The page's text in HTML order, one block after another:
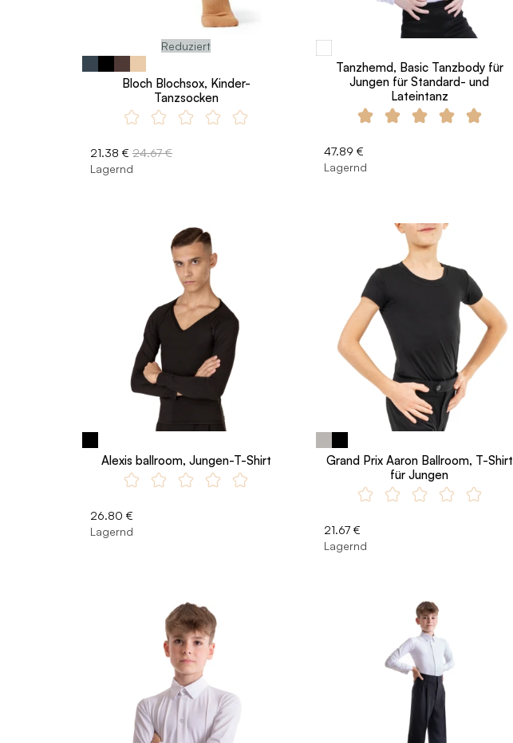
Reduziert
Bloch Blochsox, Kinder-
Tanzsocken
21.38 € 24.67 €
Lagernd
Tanzhemd, Basic Tanzbody für
Jungen für Standard- und
Lateintanz
47.89 €
Lagernd
Alexis ballroom, Jungen-T-Shirt
26.80 €
Lagernd
Grand Prix Aaron Ballroom, T-Shirt
für Jungen
21.67 €
Lagernd